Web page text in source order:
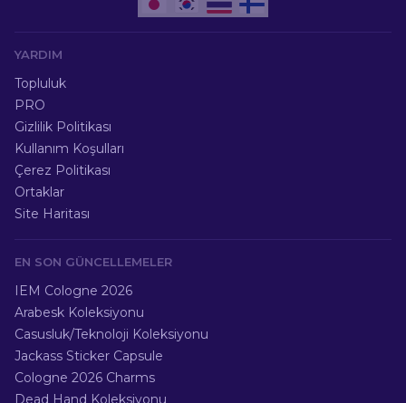
YARDIM
Topluluk
PRO
Gizlilik Politikası
Kullanım Koşulları
Çerez Politikası
Ortaklar
Site Haritası
EN SON GÜNCELLEMELER
IEM Cologne 2026
Arabesk Koleksiyonu
Casusluk/Teknoloji Koleksiyonu
Jackass Sticker Capsule
Cologne 2026 Charms
Dead Hand Koleksiyonu